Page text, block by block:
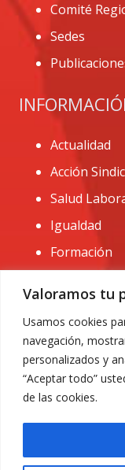
Valoramos tu
Usamos cookies
navegación,
personalizados y
“Aceptar todo”
de las cookies.
Comité
Sedes
Actualidad
Acción
Salud
Igualdad
Formación
CONTACTO:
968 25 01 20
C/ Huerto